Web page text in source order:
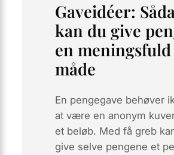
Gaveidéer:
kan du give
en meningsfuld
måde
En pengegave behøver
at være en anonym
et beløb. Med få greb
give selve pengene et